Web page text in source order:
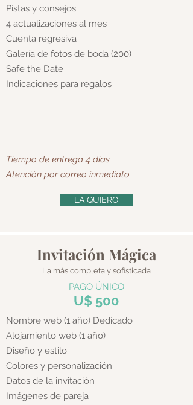
Pistas y consejos
4 actualizaciones al mes
Cuenta regresiva
Galería de fotos de boda (200)
Safe the Date
Indicaciones para regalos
Tiempo de entrega 4 días
Atención por correo inmediato
LA QUIERO
Invitación Mágica
La más completa y sofisticada
PAGO ÚNICO
U$ 500
Nombre web (1 año) Dedicado
Alojamiento web (1 año)
Diseño y estilo
Colores y personalización
Datos de la invitación
Imágenes de pareja